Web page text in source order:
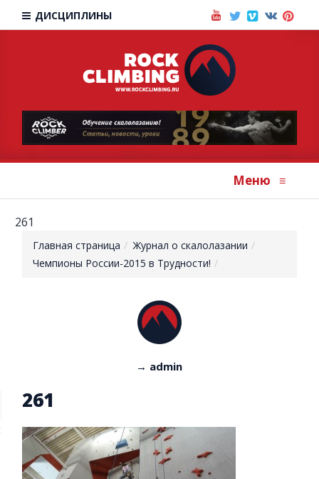
ДИСЦИПЛИНЫ
Меню ≡
261
Главная страница
Журнал о скалолазании
Чемпионы России-2015 в Трудности!
→ admin
261